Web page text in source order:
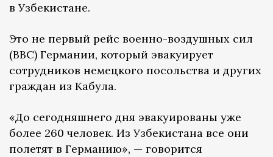
в Узбекистане.
Это не первый рейс военно-воздушных сил
(ВВС) Германии, который эвакуирует
сотрудников немецкого посольства и других
граждан из Кабула.
«До сегодняшнего дня эвакуированы уже
более 260 человек. Из Узбекистана все они
полетят в Германию», — говорится